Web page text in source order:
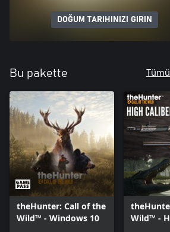
DOĞUM TARIHINIZI GIRIN
Bu pakette
theHunter: Call of the
Wild™ - Windows 10
Wild™ -